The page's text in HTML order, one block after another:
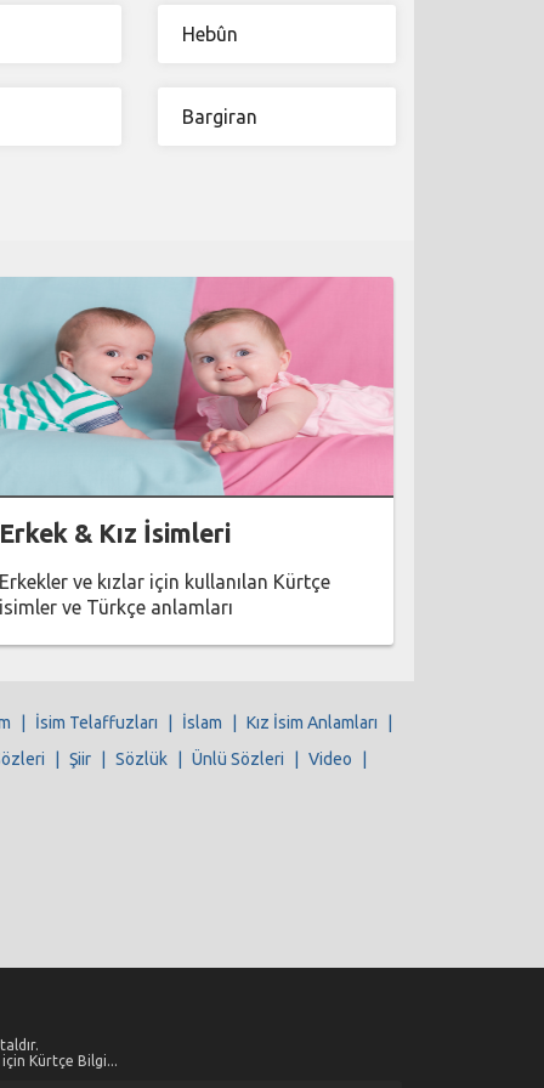
Hebûn
Bargiran
Erkek & Kız İsimleri
Erkekler ve kızlar için kullanılan Kürtçe
isimler ve Türkçe anlamları
| İsim Telaffuzları | İslam | Kız İsim Anlamları
|
| Şiir | Sözlük | Ünlü Sözleri | Video |
Kürtçe Bilgi...